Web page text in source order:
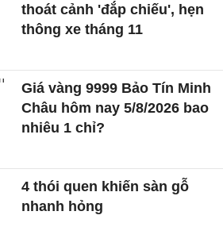
thoát cảnh 'đắp chiếu', hẹn
thông xe tháng 11
Giá vàng 9999 Bảo Tín Minh
Châu hôm nay 5/8/2026 bao
nhiêu 1 chỉ?
4 thói quen khiến sàn gỗ
nhanh hỏng